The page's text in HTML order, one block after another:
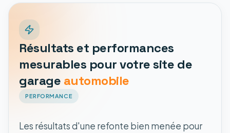
Résultats et performances
mesurables pour votre site de
garage automobile
PERFORMANCE
Les résultats d'une refonte bien menée pour